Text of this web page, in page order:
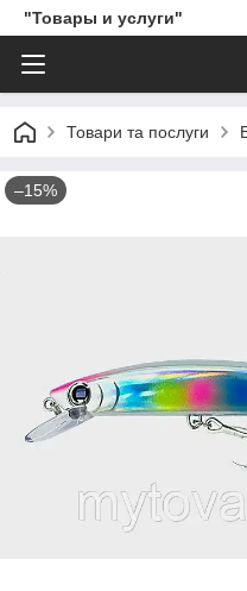
"Товары и услуги"
Товари та послуги
–15%